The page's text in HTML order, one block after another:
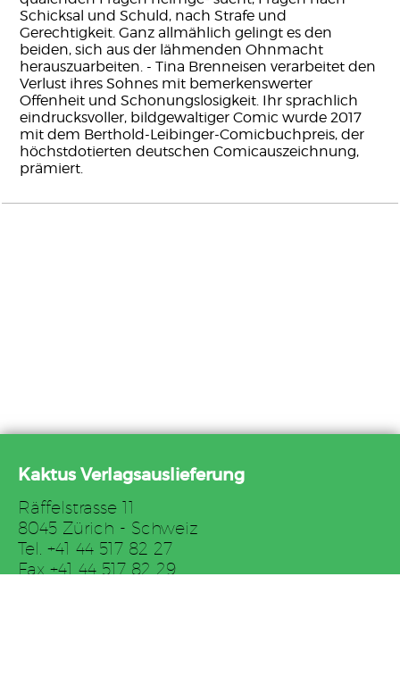
Schicksal und Schuld, nach Strafe und
Gerechtigkeit. Ganz allmählich gelingt es den
beiden, sich aus der lähmenden Ohnmacht
herauszuarbeiten. - Tina Brenneisen verarbeitet den
Verlust ihres Sohnes mit bemerkenswerter
Offenheit und Schonungslosigkeit. Ihr sprachlich
eindrucksvoller, bildgewaltiger Comic wurde 2017
mit dem Berthold-Leibinger-Comicbuchpreis, der
höchstdotierten deutschen Comicauszeichnung,
prämiert.
Kaktus Verlagsauslieferung
Räffelstrasse 11
8045 Zürich - Schweiz
Tel. +41 44 517 82 27
Fax +41 44 517 82 29